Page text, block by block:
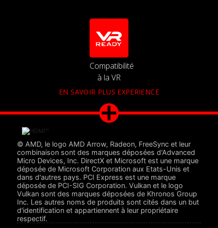
Compatibilité
à la VR
EN SAVOIR PLUS EXPERIENCE
© AMD, le logo AMD Arrow, Radeon, FreeSync et leur
combinaison sont des marques déposées d'Advanced
Micro Devices, Inc. DirectX et Microsoft est une marque
déposée de Microsoft Corporation aux Etats-Unis et
dans d'autres pays. PCI Express est une marque
déposée de PCI-SIG Corporation. Vulkan et le logo
Vulkan sont des marques déposées de Khronos Group
Inc. Les autres noms de produits sont cités dans un but
d'identification et appartiennent à leur propriétaire
respectif.